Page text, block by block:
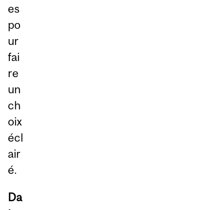
es
po
ur
fai
re
un
ch
oix
écl
air
é.
Da